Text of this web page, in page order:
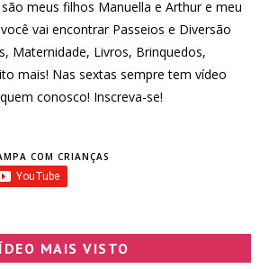
meus filhos Manuella e Arthur e meu
vai encontrar Passeios e Diversão
Maternidade, Livros, Brinquedos,
mais! Nas sextas sempre tem vídeo
conosco! Inscreva-se!
COM CRIANÇAS
MAIS VISTO